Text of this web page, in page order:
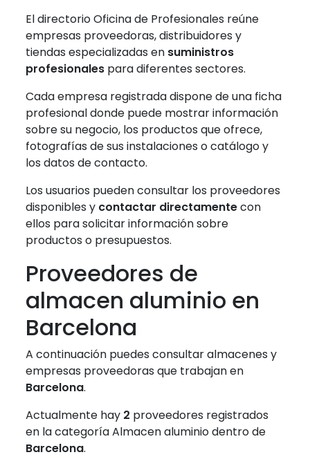
El directorio Oficina de Profesionales reúne
empresas proveedoras, distribuidores y
tiendas especializadas en suministros
profesionales para diferentes sectores.
Cada empresa registrada dispone de una ficha
profesional donde puede mostrar información
sobre su negocio, los productos que ofrece,
fotografías de sus instalaciones o catálogo y
los datos de contacto.
Los usuarios pueden consultar los proveedores
disponibles y contactar directamentecon
ellos para solicitar información sobre
productos o presupuestos.
Proveedores de
almacen aluminio en
Barcelona
A continuación puedes consultar almacenes y
empresas proveedoras que trabajan en
Barcelona.
Actualmente hay 2 proveedores registrados
en la categoría Almacen aluminio dentro de
Barcelona.